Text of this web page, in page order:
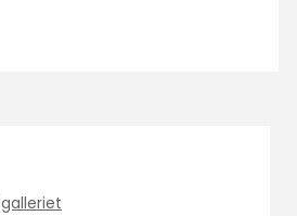
galleriet